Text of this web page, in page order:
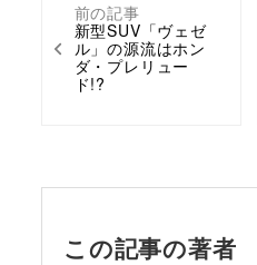
前の記事
新型SUV「ヴェゼ
ル」の源流はホン
ダ・プレリュー
ド!?
この記事の著者